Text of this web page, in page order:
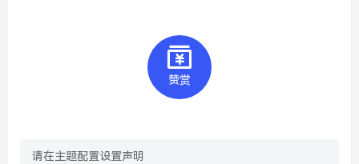
赞赏
请在主题配置设置声明